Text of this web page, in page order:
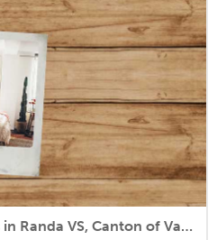
Apartment for 2 persons in Randa VS, Canton of Valais (Matterhorn Ski Paradise)<BR>1 bedroom, TVm2